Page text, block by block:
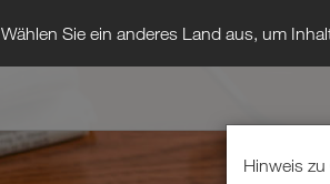
Wählen Sie ein anderes Land aus, um
Hinweis